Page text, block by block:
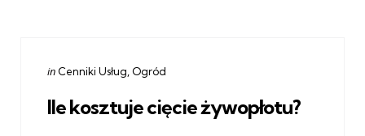
Categories
Posted
in Cenniki Usług Ogród
Ile kosztuje cięcie żywopłotu?